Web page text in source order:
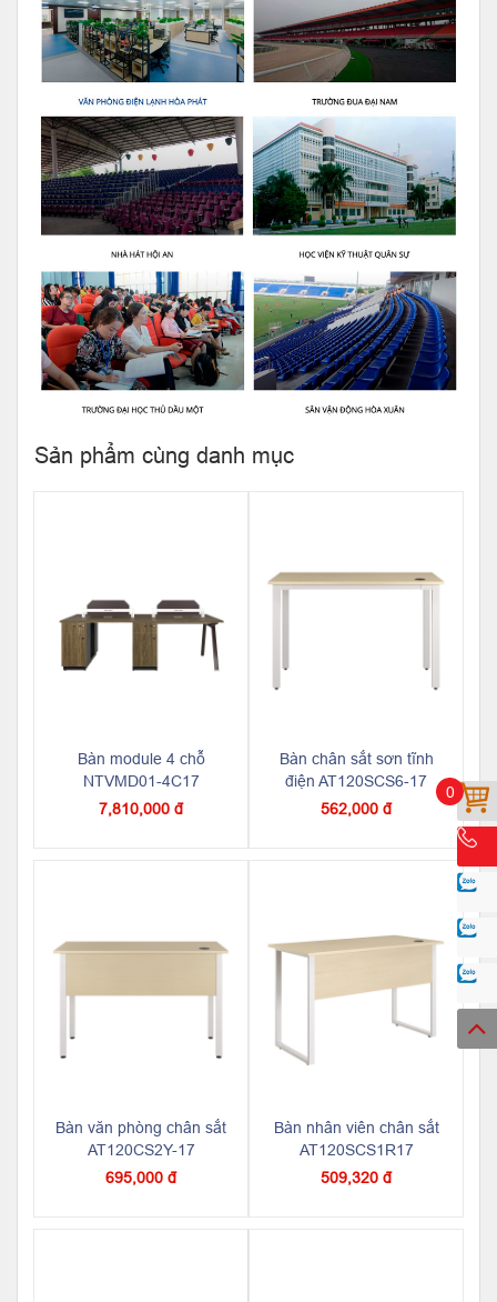
0
Sản phẩm cùng danh mục
Bàn module 4 chỗ
NTVMD01-4C17
7,810,000 đ
Bàn chân sắt sơn tĩnh
điện AT120SCS6-17
562,000 đ
Bàn văn phòng chân sắt
AT120CS2Y-17
695,000 đ
Bàn nhân viên chân sắt
AT120SCS1R17
509,320 đ